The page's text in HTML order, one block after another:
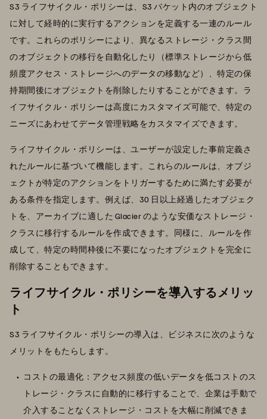
S3 ライフサイクル・ポリシーは、S3 バケット内のオブジェクト
に対して経時的に実行するアクションを定義する一連のルール
です。これらのポリシーにより、異なるストレージ・クラス間
のオブジェクトの移行を自動化したり（標準ストレージから低
頻度アクセス・ストレージへのデータの移動など）、特定の保
持期間後にオブジェクトを削除したりすることができます。ラ
イフサイクル・ポリシーは高度にカスタマイズ可能で、特定の
ニーズにあわせてデータ管理戦略をカスタマイズできます。
ライフサイクル・ポリシーは、ユーザーが設定した事前定義さ
れたルールに基づいて機能します。これらのルールは、オブジ
ェクトが特定のアクションをトリガーするために満たす必要が
ある条件を指定します。例えば、30 日以上経過したオブジェク
トを、アーカイブに適した Glacier のような安価なストレージ・
クラスに移行するルールを作成できます。同様に、ルールを作
成して、特定の時間枠後に不要になったオブジェクトを完全に
削除することもできます。
ライフサイクル・ポリシーを導入するメリッ
ト
S3 ライフサイクル・ポリシーの導入は、ビジネスに次のような
メリットをもたらします。
コストの最適化：アクセス頻度の低いデータを低コストのス
トレージ・クラスに自動的に移行することで、企業は手動で
介入することなくストレージ・コストを大幅に削減できま